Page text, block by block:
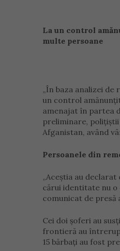
La un control
multe persoane
„În baza analizei
un control
amenajat în partea
preliminare,
Afganistan, având
Persoanele din
„Aceştia au
cărui identitate nu o
comunicat de presă
Cei doi şoferi au
frontieră au
15 bărbaţi au fost